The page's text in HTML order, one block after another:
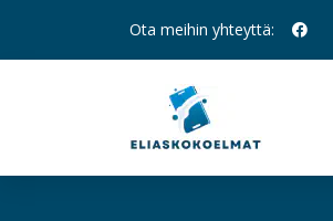
Ota meihin yhteyttä: